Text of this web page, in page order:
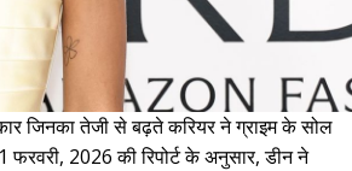
जिनका तेजी से बढ़ते करियर ने ग्राइम के सोल
2026 की रिपोर्ट के अनुसार, डीन ने